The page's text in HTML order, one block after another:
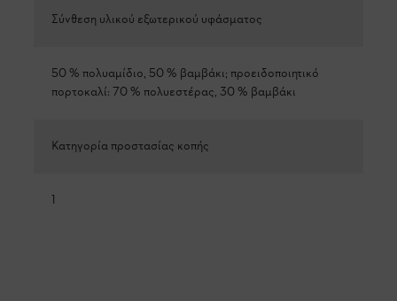
Σύνθεση υλικού εξωτερικού υφάσματος
50 % πολυαμίδιο, 50 % βαμβάκι; προειδοποιητικό
πορτοκαλί: 70 % πολυεστέρας, 30 % βαμβάκι
Κατηγορία προστασίας κοπής
1